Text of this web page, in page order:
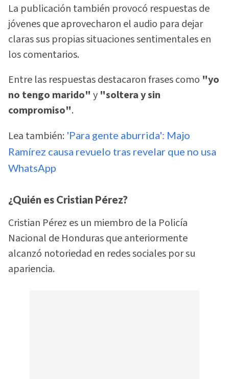
La publicación también provocó respuestas de
jóvenes que aprovecharon el audio para dejar
claras sus propias situaciones sentimentales en
los comentarios.
Entre las respuestas destacaron frases como "yo
no tengo marido" y "soltera y sin
compromiso".
Lea también: 'Para gente aburrida': Majo
Ramírez causa revuelo tras revelar que no usa
WhatsApp
¿Quién es Cristian Pérez?
Cristian Pérez es un miembro de la Policía
Nacional de Honduras que anteriormente
alcanzó notoriedad en redes sociales por su
apariencia.